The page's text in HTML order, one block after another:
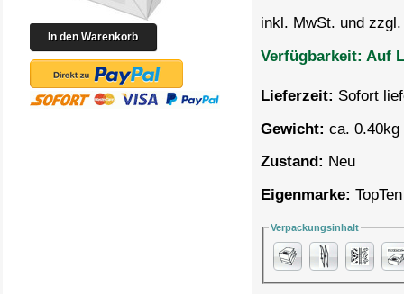
inkl. MwSt. und
Verfügbarkeit: Auf
Lieferzeit: Sofort
Gewicht: ca. 0.40kg
Zustand: Neu
Eigenmarke: TopTen
Verpackungsinhalt